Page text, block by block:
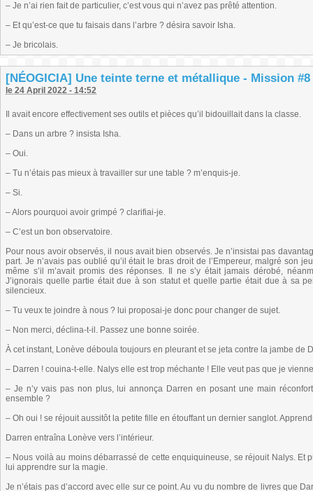
– Je n’ai rien fait de particulier, c’est vous qui n’avez pas prêté attention.
– Et qu’est-ce que tu faisais dans l’arbre ? désira savoir Isha.
– Je bricolais.
[NÉOGICIA] Une teinte terne et métallique - Mission
le 24 April 2022 - 14:52
Il avait encore effectivement ses outils et pièces qu’il bidouillait dans la classe.
– Dans un arbre ? insista Isha.
– Oui.
– Tu n’étais pas mieux à travailler sur une table ? m’enquis-je.
– Si.
– Alors pourquoi avoir grimpé ? clarifiai-je.
– C’est un bon observatoire.
Pour nous avoir observés, il nous avait bien observés. Je n’insistai pas
part. Je n’avais pas oublié qu’il était le bras droit de l’Empereur, malgré son
même s’il m’avait promis des réponses. Il ne s’y était jamais dérobé,
J’ignorais quelle partie était due à son statut et quelle partie était due à sa
silencieux.
– Tu veux te joindre à nous ? lui proposai-je donc pour changer de sujet.
– Non merci, déclina-t-il. Passez une bonne soirée.
À cet instant, Lonève déboula toujours en pleurant et se jeta contre la jambe de
– Darren ! couina-t-elle. Nalys elle est trop méchante ! Elle veut pas que je
– Je n’y vais pas non plus, lui annonça Darren en posant une main
ensemble ?
– Oh oui ! se réjouit aussitôt la petite fille en étouffant un dernier sanglot.
Darren entraîna Lonève vers l’intérieur.
– Nous voilà au moins débarrassé de cette enquiquineuse, se réjouit Nalys.
lui apprendre sur la magie.
Je n’étais pas d’accord avec elle sur ce point. Au vu du nombre de livres que